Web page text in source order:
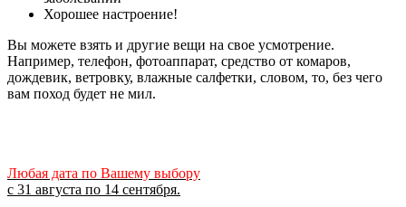
Хорошее настроение!
Вы можете взять и другие вещи на свое усмотрение.
Например, телефон, фотоаппарат, средство от комаров,
дождевик, ветровку, влажные салфетки, словом, то, без чего
вам поход будет не мил.
Любая дата по Вашему выбору
с 31 августа по 14 сентября.